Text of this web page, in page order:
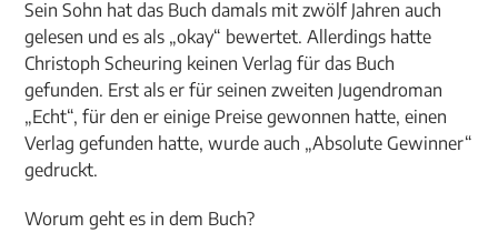
Sein Sohn hat das Buch damals mit zwölf Jahren auch
gelesen und es als „okay“ bewertet. Allerdings hatte
Christoph Scheuring keinen Verlag für das Buch
gefunden. Erst als er für seinen zweiten Jugendroman
„Echt“, für den er einige Preise gewonnen hatte, einen
Verlag gefunden hatte, wurde auch „Absolute Gewinner“
gedruckt.
Worum geht es in dem Buch?